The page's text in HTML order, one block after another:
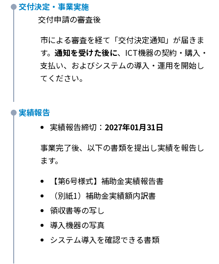
交付決定・事業実施
交付申請の審査後
市による審査を経て「交付決定通知」が届きま
す。 通知を受けた後に、ICT機器の契約・購入・
支払い、およびシステムの導入・運用を開始し
てください。
実績報告
実績報告締切： 2027年01月31日
事業完了後、以下の書類を提出し実績を報告し
ます。
【第6号様式】補助金実績報告書
（別紙1）補助金実績額内訳書
領収書等の写し
導入機器の写真
システム導入を確認できる書類